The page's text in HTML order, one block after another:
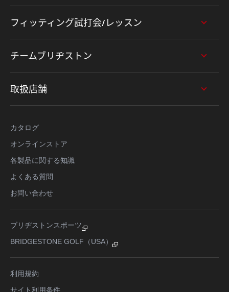
フィッティング試打会/レッスン
チームブリヂストン
取扱店舗
カタログ
オンラインストア
各製品に関する知識
よくある質問
お問い合わせ
ブリヂストンスポーツ
BRIDGESTONE GOLF（USA）
利用規約
サイト利用条件